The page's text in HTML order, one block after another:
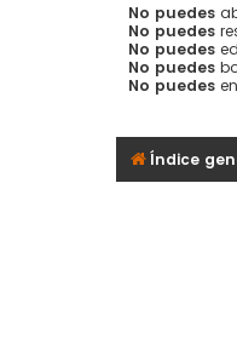
No puedes
No puedes
No puedes
No puedes
No puedes
Índice